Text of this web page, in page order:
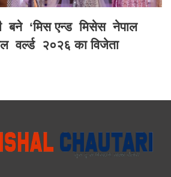
बने ‘मिस एन्ड मिसेस नेपाल
वर्ल्ड २०२६ का विजेता